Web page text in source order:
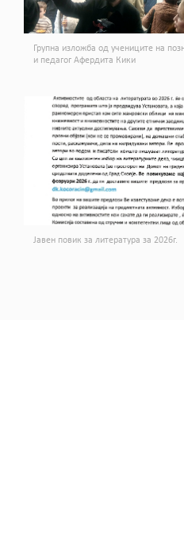
Групна изложба од учениците на
и педагог Афердита Кики
Јавен повик за литература за 2026г.